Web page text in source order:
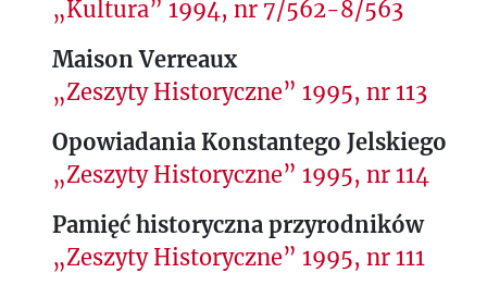
„Kultura” 1994, nr 7/562-8/563
Maison Verreaux
„Zeszyty Historyczne” 1995, nr 113
Opowiadania Konstantego Jelskiego
„Zeszyty Historyczne” 1995, nr 114
Pamięć historyczna przyrodników
„Zeszyty Historyczne” 1995, nr 111